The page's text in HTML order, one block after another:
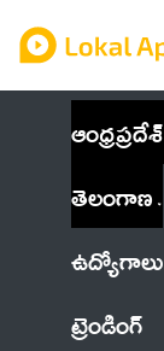
ఆంధ్రప్రదేశ్
తెలంగాణ
ఉద్యోగాలు
ట్రెండింగ్